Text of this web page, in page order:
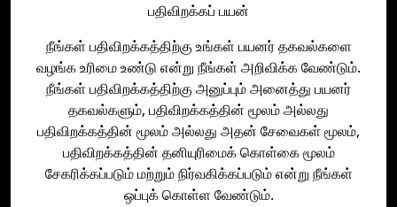
பதிவிறக்கப் பயன்
நீங்கள் பதிவிறக்கத்திற்கு உங்கள் பயனர் தகவல்களை
வழங்க உரிமை உண்டு என்று நீங்கள் அறிவிக்க வேண்டும்.
நீங்கள் பதிவிறக்கத்திற்கு அனுப்பும் அனைத்து பயனர்
தகவல்களும், பதிவிறக்கத்தின் மூலம் அல்லது
பதிவிறக்கத்தின் மூலம் அல்லது அதன் சேவைகள் மூலம்,
பதிவிறக்கத்தின் தனியுரிமைக் கொள்கை மூலம்
சேகரிக்கப்படும் மற்றும் நிர்வகிக்கப்படும் என்று நீங்கள்
ஒப்புக் கொள்ள வேண்டும்.